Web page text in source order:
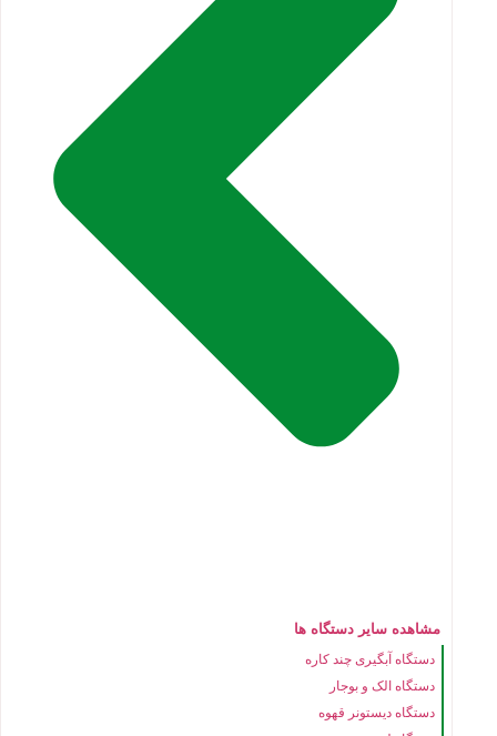
مشاهده سایر دستگاه ها
دستگاه آبگیری چند کاره
دستگاه الک و بوجار
دستگاه دیستونر قهوه